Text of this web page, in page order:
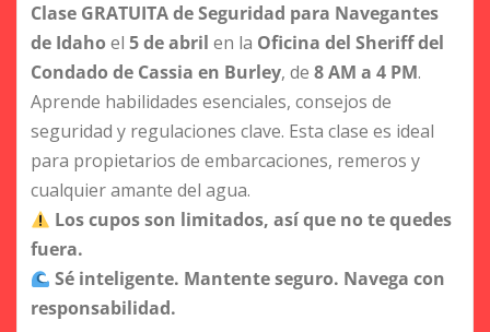
Clase GRATUITA de Seguridad para Navegantes
de Idaho el 5 de abril en la Oficina del Sheriff del
Condado de Cassia en Burley, de 8 AM a 4 PM.
Aprende habilidades esenciales, consejos de
seguridad y regulaciones clave. Esta clase es ideal
para propietarios de embarcaciones, remeros y
cualquier amante del agua.
Los cupos son limitados, así que no te quedes
fuera.
Sé inteligente. Mantente seguro. Navega con
responsabilidad.